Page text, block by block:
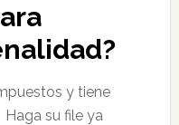
y tiene
su file ya